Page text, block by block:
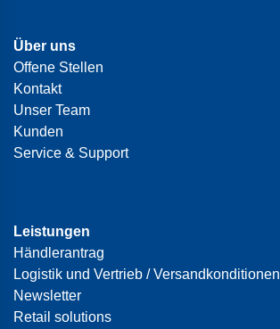
Über uns
Offene Stellen
Kontakt
Unser Team
Kunden
Service & Support
Leistungen
Händlerantrag
Logistik und Vertrieb / Versandkonditionen
Newsletter
Retail solutions